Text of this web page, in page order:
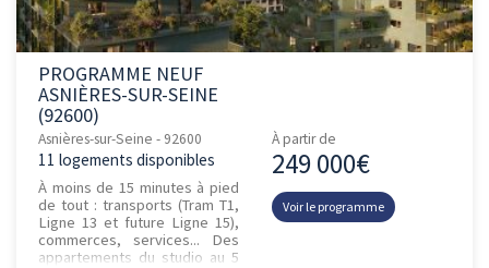
PROGRAMME NEUF
ASNIÈRES-SUR-SEINE
(92600)
Asnières-sur-Seine - 92600
11 logements disponibles
À moins de 15 minutes à pied
de tout : transports (Tram T1,
Ligne 13 et future Ligne 15),
commerces, services... Des
appartements du studio au 5
À partir de
249 000€
Voir le programme